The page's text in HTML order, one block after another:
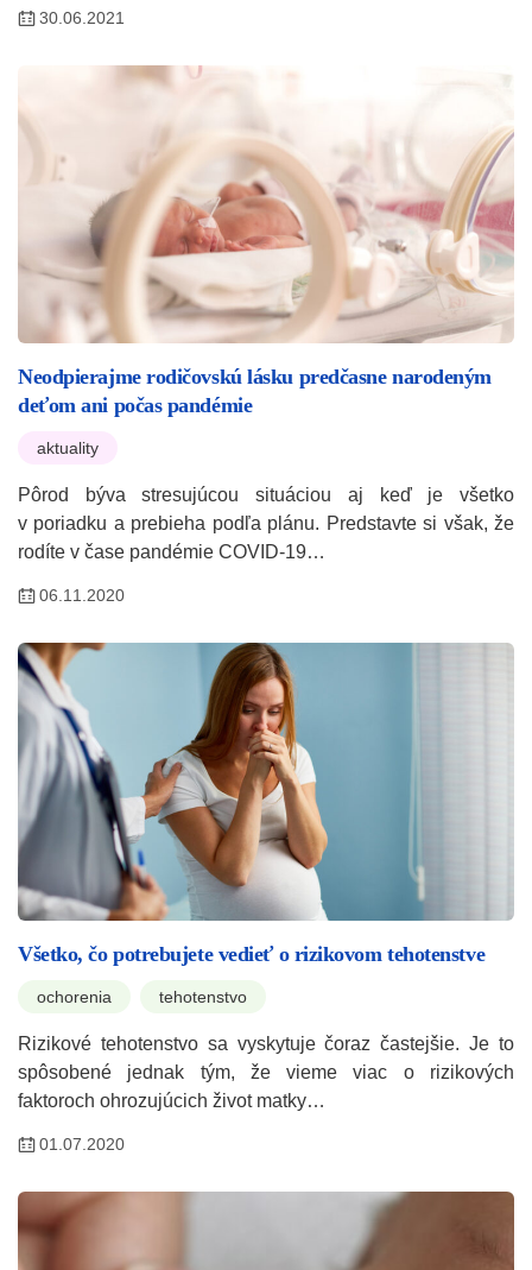
30.06.2021
Neodpierajme rodičovskú lásku predčasne narodeným
deťom ani počas pandémie
aktuality
Pôrod býva stresujúcou situáciou aj keď je všetko
v poriadku a prebieha podľa plánu. Predstavte si však, že
rodíte v čase pandémie COVID-19…
06.11.2020
Všetko, čo potrebujete vedieť o rizikovom tehotenstve
ochorenia tehotenstvo
Rizikové tehotenstvo sa vyskytuje čoraz častejšie. Je to
spôsobené jednak tým, že vieme viac o rizikových
faktoroch ohrozujúcich život matky…
01.07.2020